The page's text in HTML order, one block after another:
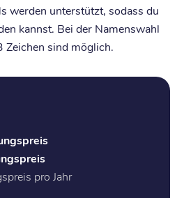
werden unterstützt, sodass du
kannst. Bei der Namenswahl
Zeichen sind möglich.
pro Jahr